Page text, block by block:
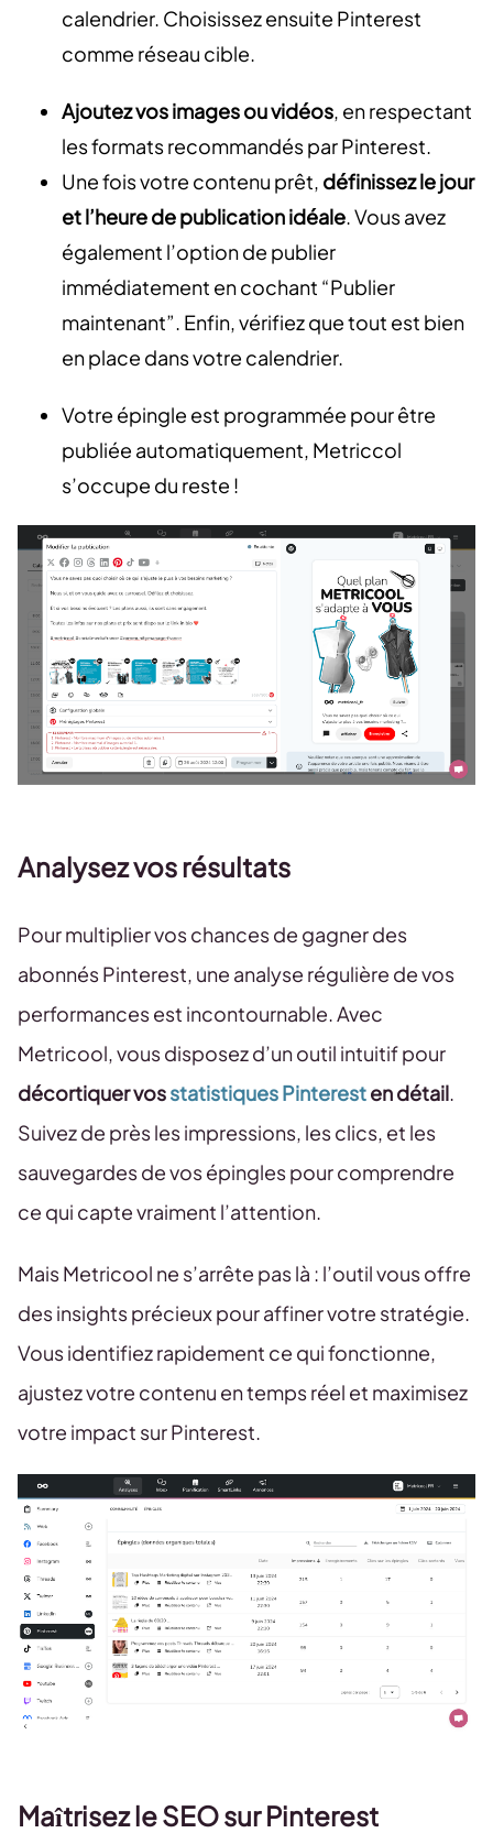
calendrier. Choisissez ensuite Pinterest
comme réseau cible.
Ajoutez vos images ou vidéos, en respectant
les formats recommandés par Pinterest.
Une fois votre contenu prêt, définissez le jour
et l’heure de publication idéale. Vous avez
également l’option de publier
immédiatement en cochant “Publier
maintenant”. Enfin, vérifiez que tout est bien
en place dans votre calendrier.
Votre épingle est programmée pour être
publiée automatiquement, Metriccol
s’occupe du reste !
Analysez vos résultats
Pour multiplier vos chances de gagner des
abonnés Pinterest, une analyse régulière de vos
performances est incontournable. Avec
Metricool, vous disposez d’un outil intuitif pour
décortiquer vosstatistiques Pinteresten détail.
Suivez de près les impressions, les clics, et les
sauvegardes de vos épingles pour comprendre
ce qui capte vraiment l’attention.
Mais Metricool ne s’arrête pas là : l’outil vous offre
des insights précieux pour affiner votre stratégie.
Vous identifiez rapidement ce qui fonctionne,
ajustez votre contenu en temps réel et maximisez
votre impact sur Pinterest.
Maîtrisez le SEO sur Pinterest